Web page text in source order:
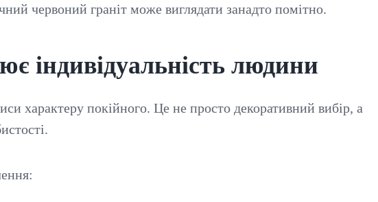
червоний граніт може виглядати занадто помітно.
індивідуальність людини
характеру покійного. Це не просто декоративний вибір, а